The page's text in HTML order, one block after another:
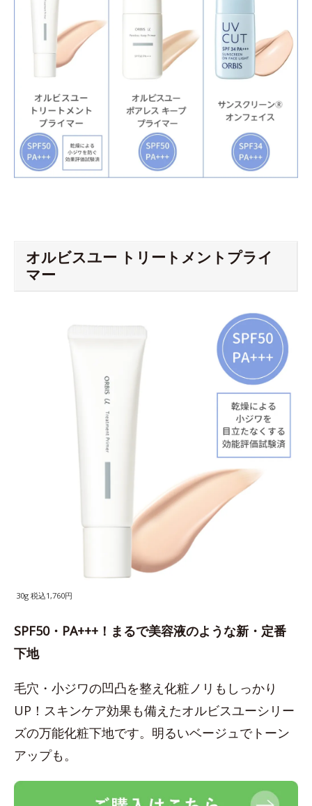
オルビスユー トリートメントプライ
マー
30g 税込1,760円
SPF50・PA+++！まるで美容液のような新・定番
下地
毛穴・小ジワの凹凸を整え化粧ノリもしっかり
UP！スキンケア効果も備えたオルビスユーシリー
ズの万能化粧下地です。明るいベージュでトーン
アップも。